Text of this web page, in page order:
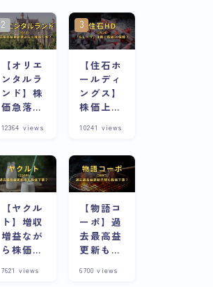
【オリエ
ンタルラ
ンド】株
価急落の
株主優待
銘柄は今
が割安？
12364 views
【住石ホ
ールディ
ングス】
株価上昇
は？スト
発急騰株
の将来性
と合わせ
て考察
10241 views
【ヤクル
ト】増収
増益なが
ら株価下
とは？今
7621 views
【物語コ
ーポ】過
去最高益
更新も株
落？その
6700 views